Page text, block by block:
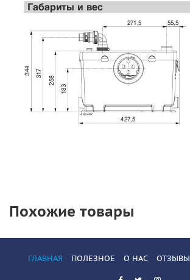
Похожие товары
ГЛАВНАЯ ПОЛЕЗНОЕ О НАС ОТЗЫВЫ